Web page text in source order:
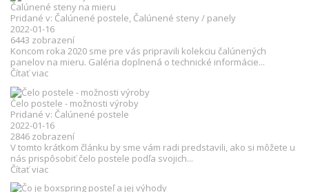
Čalúnené steny na mieru
Pridané v: Čalúnené postele, Čalúnené steny / panely
2022-01-16
6443 zobrazení
Koncom roka 2020 sme pre vás pripravili kolekciu čalúnených
panelov na mieru. Galéria doplnená o technické informácie...
Čítať viac
Čelo postele - možnosti výroby
Pridané v: Čalúnené postele
2022-01-16
2846 zobrazení
V tomto krátkom článku by sme vám radi predstavili, ako si môžete u
nás prispôsobiť čelo postele podľa svojich...
Čítať viac